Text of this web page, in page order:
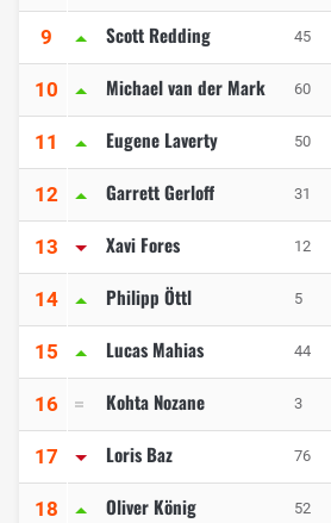
9 Scott Redding 45
10 Michael van der Mark 60
11 Eugene Laverty 50
12 Garrett Gerloff 31
13 Xavi Fores 12
14 Philipp Öttl 5
15 Lucas Mahias 44
16 Kohta Nozane 3
17 Loris Baz 76
18 Oliver König 52